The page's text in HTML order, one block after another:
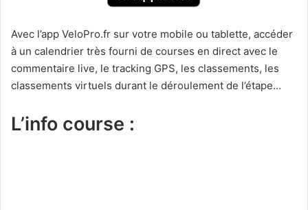
Avec l’app VeloPro.fr sur votre mobile ou tablette, accéder
à un calendrier très fourni de courses en direct avec le
commentaire live, le tracking GPS, les classements, les
classements virtuels durant le déroulement de l’étape…
L’info course :